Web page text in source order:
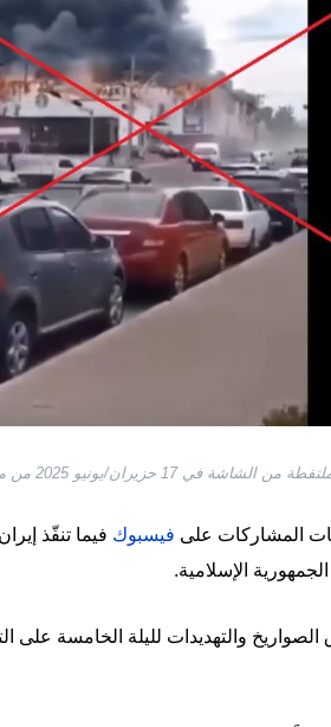
الشاشة في 17 حزيران/يونيو 2025 من موقع فيسبوك
المشاركات على فيسبوك فيما تنفّذ
الإسلامية.